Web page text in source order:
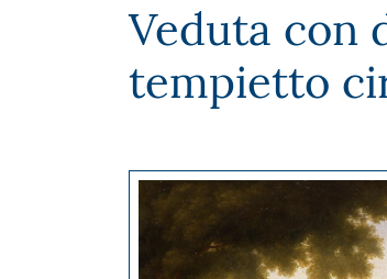
Veduta con
tempietto